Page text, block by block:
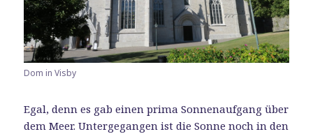
Dom in Visby
Egal, denn es gab einen prima Sonnenaufgang über
dem Meer. Untergegangen ist die Sonne noch in den